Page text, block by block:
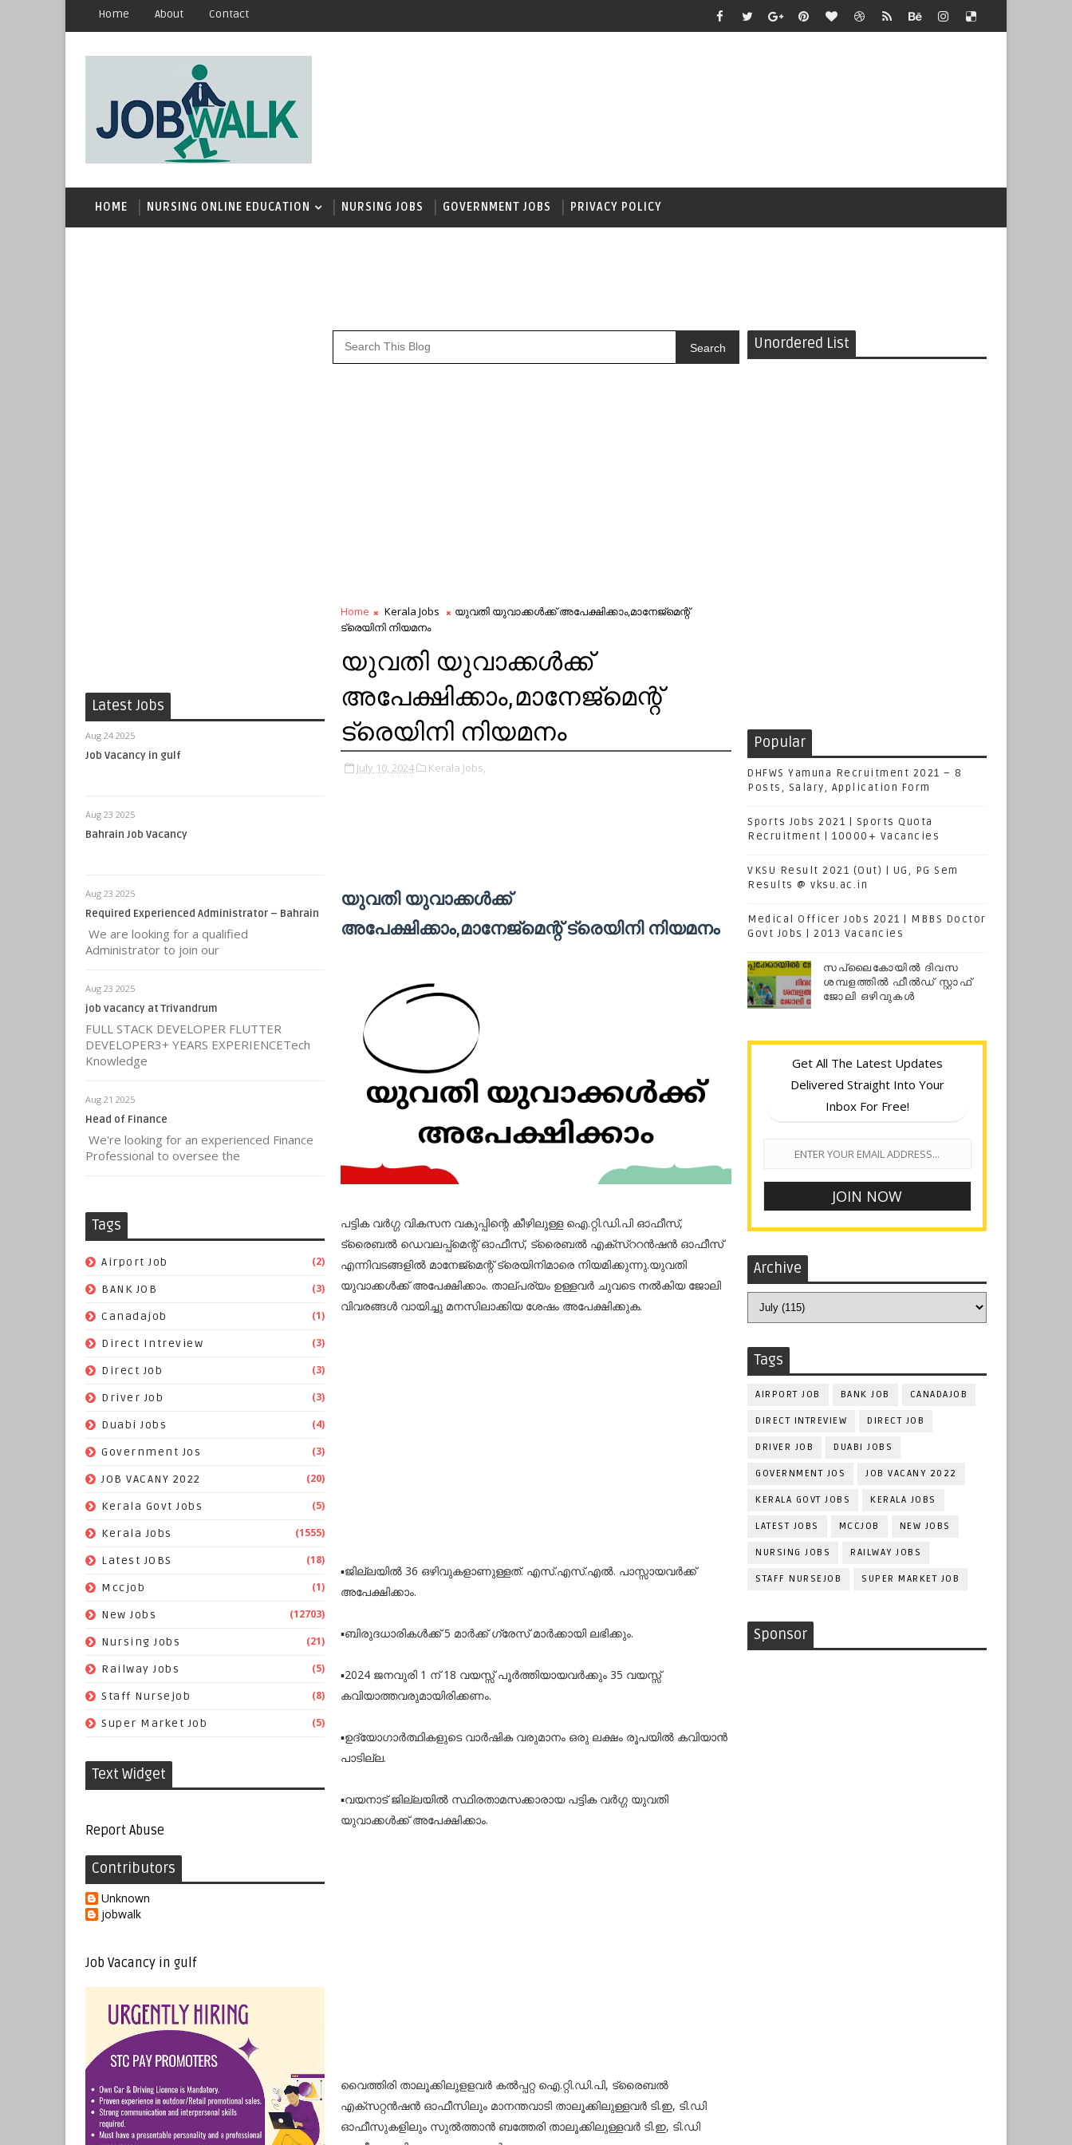
Home About Contact
HOME NURSING ONLINE EDUCATION NURSING JOBS GOVERNMENT JOBS PRIVACY POLICY
Latest Jobs
Aug 24 2025
Job Vacancy in gulf
Aug 23 2025
Bahrain Job Vacancy
Aug 23 2025
Required Experienced Administrator – Bahrain
We are looking for a qualified
Administrator to join our
Aug 23 2025
job vacancy at Trivandrum
FULL STACK DEVELOPER FLUTTER
DEVELOPER3+ YEARS EXPERIENCETech
Knowledge
Aug 21 2025
Head of Finance
We're looking for an experienced Finance
Professional to oversee the
Tags
Airport Job (2)
BANK JOB (3)
Canadajob (1)
Direct Intreview (3)
Direct Job (3)
Driver Job (3)
Duabi Jobs (4)
Government Jos (3)
JOB VACANY 2022 (20)
Kerala Govt Jobs (5)
Kerala Jobs (1555)
Latest JOBS (18)
Mccjob (1)
New Jobs (12703)
Nursing Jobs (21)
Railway Jobs (5)
Staff Nursejob (8)
Super Market Job (5)
Text Widget
Report Abuse
Contributors
Unknown
jobwalk
Job Vacancy in gulf
Search
Home Kerala Jobs
യുവതി യുവാക്കള്‍ക്ക് അപേക്ഷിക്കാം,മാനേജ്‌മെന്റ്
ട്രെയിനി നിയമനം
യുവതി യുവാക്കള്‍ക്ക്
അപേക്ഷിക്കാം,മാനേജ്‌മെന്റ്
ട്രെയിനി നിയമനം
July 10, 2024 Kerala Jobs,
യുവതി യുവാക്കള്‍ക്ക്
അപേക്ഷിക്കാം,മാനേജ്‌മെന്റ് ട്രെയിനി നിയമനം
പട്ടിക വര്‍ഗ്ഗ വികസന വകുപ്പിന്റെ കീഴിലുള്ള ഐ.റ്റി.ഡി.പി ഓഫീസ്,
ട്രൈബല്‍ ഡെവലപ്പ്‌മെന്റ് ഓഫീസ്, ട്രൈബല്‍ എക്‌സ്‌ററന്‍ഷന്‍ ഓഫീസ്
എന്നിവടങ്ങളില്‍ മാനേജ്‌മെന്റ് ട്രെയിനിമാരെ നിയമിക്കുന്നു.യുവതി
യുവാക്കള്‍ക്ക് അപേക്ഷിക്കാം. താല്പര്യം ഉള്ളവർ ചുവടെ നൽകിയ ജോലി
വിവരങ്ങൾ വായിച്ചു മനസിലാക്കിയ ശേഷം അപേക്ഷിക്കുക.
▪️ജില്ലയില്‍ 36 ഒഴിവുകളാണുള്ളത്. എസ്.എസ്.എല്‍. പാസ്സായവര്‍ക്ക്
അപേക്ഷിക്കാം.
▪️ബിരുദധാരികള്‍ക്ക് 5 മാര്‍ക്ക് ഗ്രേസ് മാര്‍ക്കായി ലഭിക്കും.
▪️2024 ജനവുരി 1 ന് 18 വയസ്സ് പൂര്‍ത്തിയായവര്‍ക്കും 35 വയസ്സ്
കവിയാത്തവരുമായിരിക്കണം.
▪️ഉദ്യോഗാര്‍ത്ഥികളുടെ വാര്‍ഷിക വരുമാനം ഒരു ലക്ഷം രൂപയില്‍ കവിയാന്‍
പാടില്ല.
▪️വയനാട് ജില്ലയില്‍ സ്ഥിരതാമസക്കാരായ പട്ടിക വര്‍ഗ്ഗ യുവതി
യുവാക്കള്‍ക്ക് അപേക്ഷിക്കാം.
വൈത്തിരി താലൂക്കിലുളളവര്‍ കല്‍പ്പറ്റ ഐ.റ്റി.ഡി.പി, ട്രൈബല്‍
എക്‌സറ്റന്‍ഷന്‍ ഓഫീസിലും മാനന്തവാടി താലൂക്കിലുള്ളവര്‍ ടി.ഇ, ടി.ഡി
ഓഫീസുകളിലും സുല്‍ത്താന്‍ ബത്തേരി താലൂക്കിലുള്ളവര്‍ ടി.ഇ, ടി.ഡി
Unordered List
Popular
DHFWS Yamuna Recruitment 2021 – 8
Posts, Salary, Application Form
Sports Jobs 2021 | Sports Quota
Recruitment | 10000+ Vacancies
VKSU Result 2021 (Out) | UG, PG Sem
Results @ vksu.ac.in
Medical Officer Jobs 2021 | MBBS Doctor
Govt Jobs | 2013 Vacancies
സപ്ലൈകോയില്‍ ദിവസ
ശമ്പളത്തിൽ ഫീല്‍ഡ് സ്റ്റാഫ്
ജോലി ഒഴിവുകൾ
Get All The Latest Updates
Delivered Straight Into Your
Inbox For Free!
Archive
Tags
AIRPORT JOB BANK JOB CANADAJOB
DIRECT INTREVIEW DIRECT JOB
DRIVER JOB DUABI JOBS
GOVERNMENT JOS JOB VACANY 2022
KERALA GOVT JOBS KERALA JOBS
LATEST JOBS MCCJOB NEW JOBS
NURSING JOBS RAILWAY JOBS
STAFF NURSEJOB SUPER MARKET JOB
Sponsor